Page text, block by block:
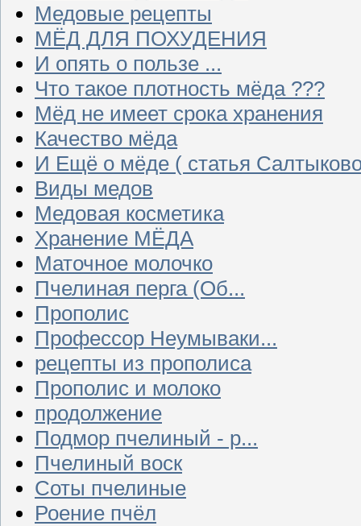
Медовые рецепты
МЁД ДЛЯ ПОХУДЕНИЯ
И опять о пользе ...
Что такое плотность мёда ???
Мёд не имеет срока хранения
Качество мёда
И Ещё о мёде ( статья
Виды медов
Медовая косметика
Хранение МЁДА
Маточное молочко
Пчелиная перга (Об...
Прополис
Профессор Неумываки...
рецепты из прополиса
Прополис и молоко
продолжение
Подмор пчелиный - р...
Пчелиный воск
Соты пчелиные
Роение пчёл